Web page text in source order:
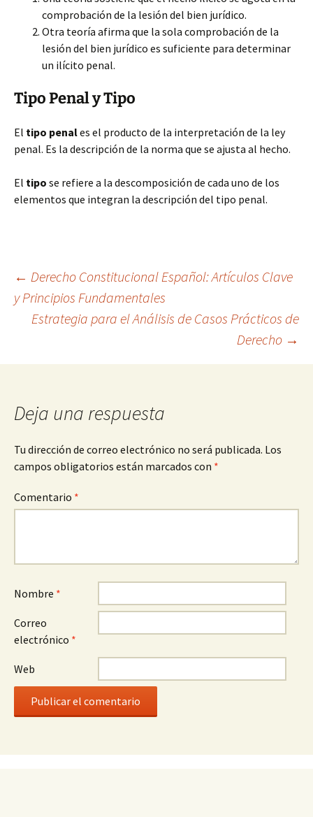
comprobación de la lesión del bien jurídico.
Otra teoría afirma que la sola comprobación de la
lesión del bien jurídico es suficiente para determinar
un ilícito penal.
Tipo Penal y Tipo
El tipo penales el producto de la interpretación de la ley
penal. Es la descripción de la norma que se ajusta al hecho.
El tipo se refiere a la descomposición de cada uno de los
elementos que integran la descripción del tipo penal.
Navegación
de
entradas
← Derecho Constitucional Español: Artículos Clave
y Principios Fundamentales
Estrategia para el Análisis de Casos Prácticos de
Derecho →
Deja una respuesta
Tu dirección de correo electrónico no será publicada. Los
campos obligatorios están marcados con *
Comentario *
Nombre *
Correo
electrónico *
Web